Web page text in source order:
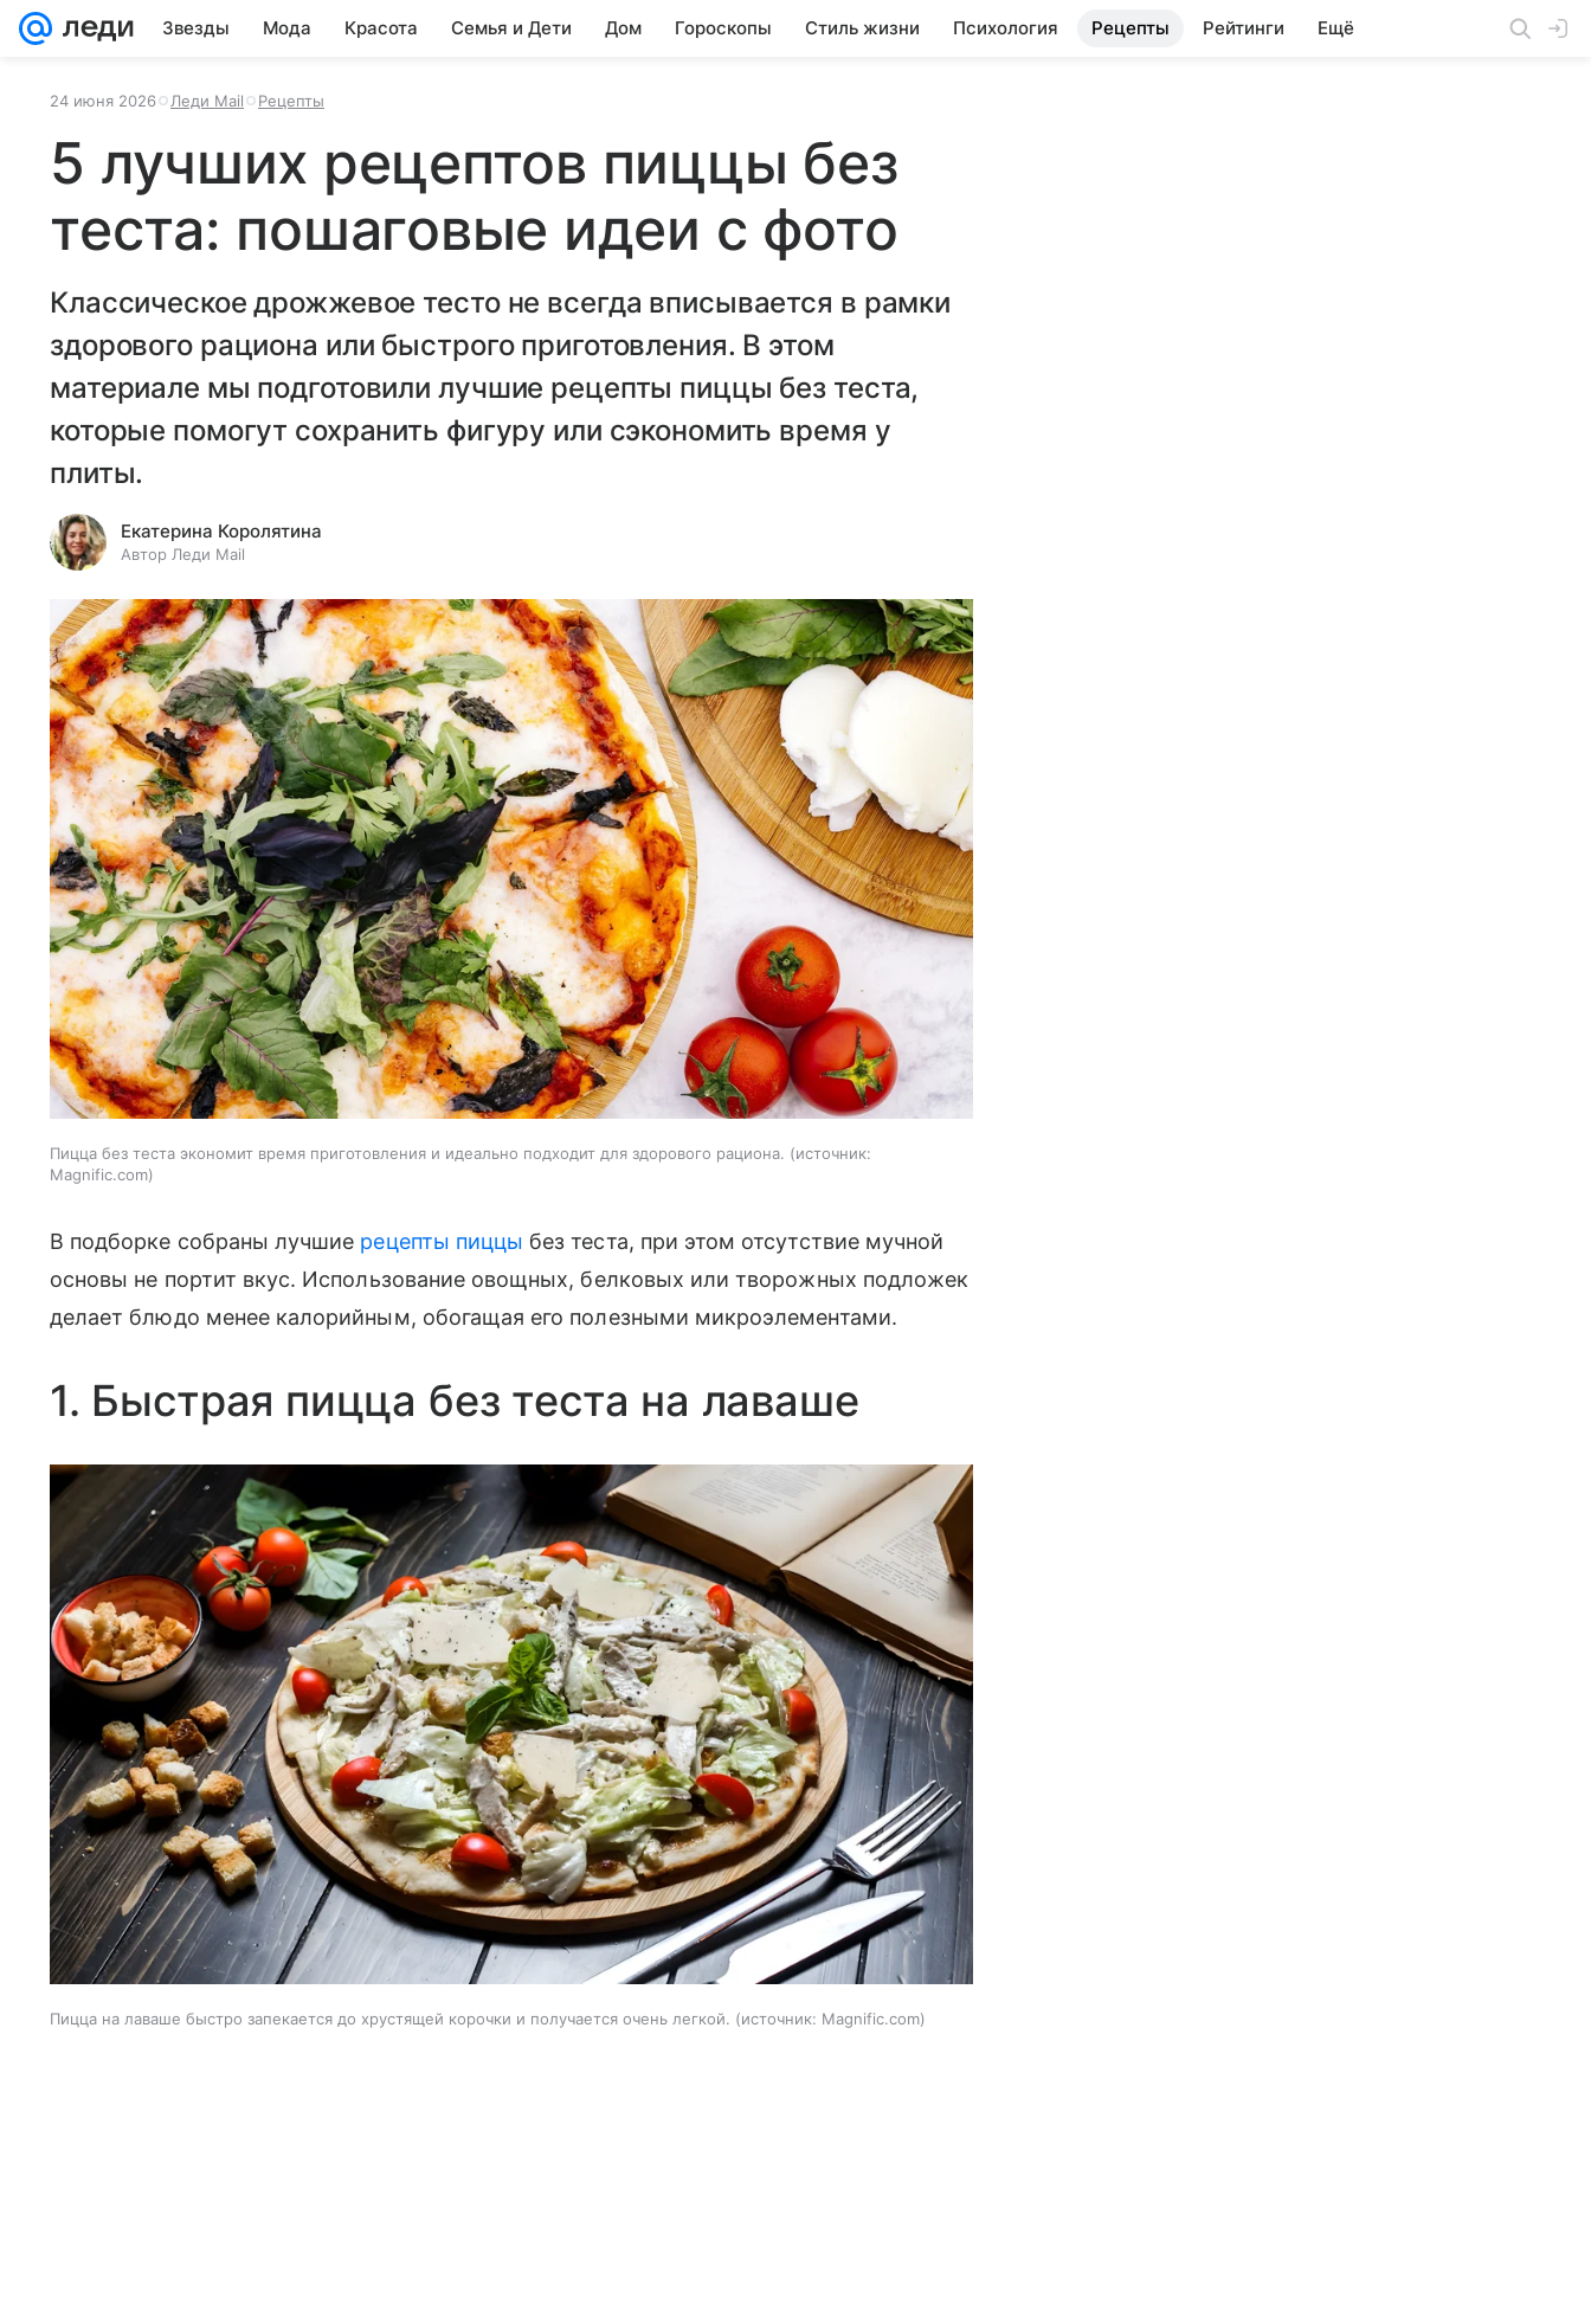
Звезды Мода Красота Семья и Дети Дом Гороскопы Стиль жизни Психология Рецепты Рейтинги Ещё
24 июня 2026 Леди Mail Рецепты
5 лучших рецептов пиццы без
теста: пошаговые идеи с фото
Классическое дрожжевое тесто не всегда вписывается в рамки
здорового рациона или быстрого приготовления. В этом
материале мы подготовили лучшие рецепты пиццы без теста,
которые помогут сохранить фигуру или сэкономить время у
плиты.
Екатерина Королятина
Автор Леди Mail
Пицца без теста экономит время приготовления и идеально подходит для здорового рациона.
источник:
Magnific.com
В подборке собраны лучшие рецепты пиццы без теста, при этом отсутствие мучной
основы не портит вкус. Использование овощных, белковых или творожных подложек
делает блюдо менее калорийным, обогащая его полезными микроэлементами.
1. Быстрая пицца без теста на лаваше
Пицца на лаваше быстро запекается до хрустящей корочки и получается очень легкой. источник: Magnific.com